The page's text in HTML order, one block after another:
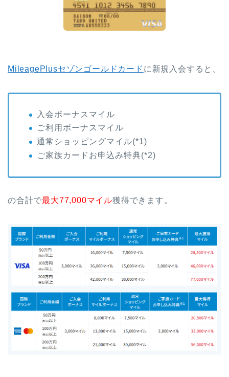
MileagePlusセゾンゴールドカード に新規入会すると、
入会ボーナスマイル
ご利用ボーナスマイル
通常ショッピングマイル(*1)
ご家族カードお申込み特典(*2)
の合計で最大77,000マイル獲得できます。